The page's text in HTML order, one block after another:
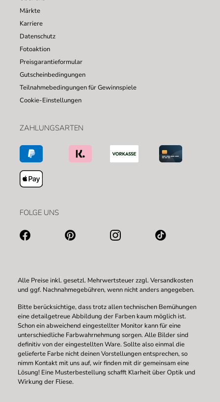
Märkte
Karriere
Datenschutz
Fotoaktion
Preisgarantieformular
Gutscheinbedingungen
Teilnahmebedingungen für Gewinnspiele
Cookie-Einstellungen
ZAHLUNGSARTEN
FOLGE UNS
Alle Preise inkl. gesetzl. Mehrwertsteuer zzgl.Versandkosten
und ggf. Nachnahmegebühren, wenn nicht anders angegeben.
Bitte berücksichtige, dass trotz allen technischen Bemühungen
eine detailgetreue Abbildung der Farben kaum möglich ist.
Schon ein abweichend eingestellter Monitor kann für eine
unterschiedliche Farbwahrnehmung sorgen. Alle Bilder sind
definitiv von der eingestellten Ware. Sollte also einmal die
gelieferte Farbe nicht deinen Vorstellungen entsprechen, so
nimm Kontakt mit uns auf, wir finden mit dir gemeinsam eine
Lösung! Eine Musterbestellung schafft Klarheit über Optik und
Wirkung der Fliese.